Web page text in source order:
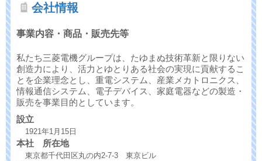
会社情報
事業内容・商品・販売先等
私たち三菱電機グループは、たゆまぬ技術革新と限りない
創造力により、活力とゆとりある社会の実現に貢献するこ
とを企業理念とし、重電システム、産業メカトロニクス、
情報通信システム、電子デバイス、家庭電器などの製造・
販売を事業目的としています。
設立
1921年1月15日
本社 所在地
東京都千代田区丸の内2-7-3 東京ビル